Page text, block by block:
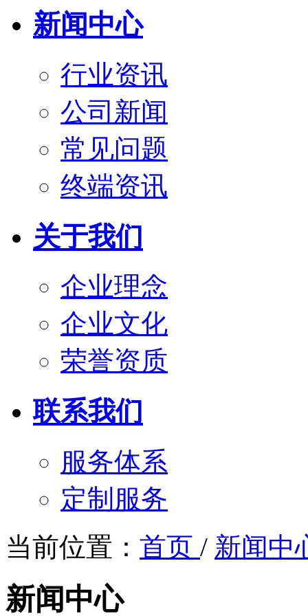
新闻中心
行业资讯
公司新闻
常见问题
终端资讯
关于我们
企业理念
企业文化
荣誉资质
联系我们
服务体系
定制服务
当前位置： 首页 / 新闻中
新闻中心